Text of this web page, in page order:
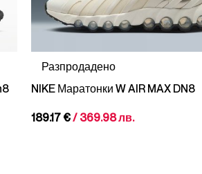
Разпродадено
NIKE Маратонки W AIR MAX DN8
189.17 €/ 369.98 лв.